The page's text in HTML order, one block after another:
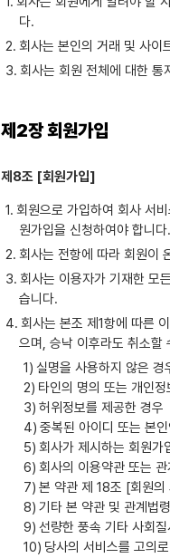
다.
회사는 본인의 거래 및 사이
회사는 회원 전체에 대한
제2장 회원가입
제8조 [회원가입]
회원으로 가입하여 회사 서
원가입을 신청하여야 합니다.
회사는 전항에 따라 회원이
회사는 이용자가 기재한 모
습니다.
회사는 본조 제1항에 따른
으며, 승낙 이후라도 취소할
실명을 사용하지 않은 경
타인의 명의 또는 개인
허위정보를 제공한 경우
중복된 아이디 또는 본
회사가 제시하는 회원가
회사의 이용약관 또는
본 약관 제 18조 [회원
기타 본 약관 및 관계법
선량한 풍속 기타 사회
당사의 서비스를 고의